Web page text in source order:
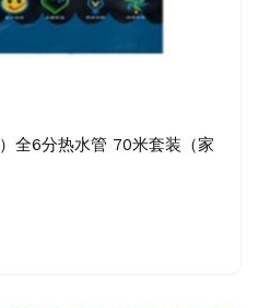
全6分热水管 70米套装（家